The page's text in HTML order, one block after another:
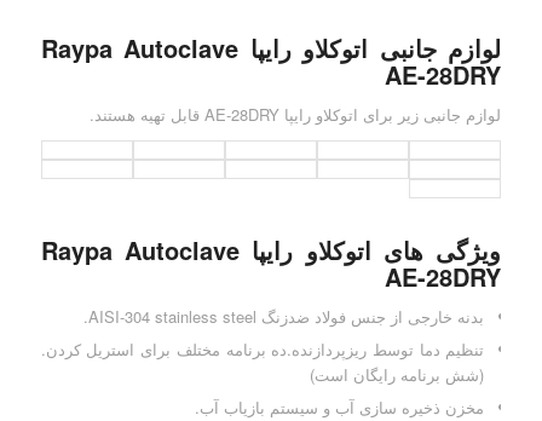
لوازم جانبی اتوکلاو رایپا Raypa Autoclave
AE-28DRY
لوازم جانبی زیر برای اتوکلاو رایپا AE-28DRY قابل تهیه هستند.
ویژگی های اتوکلاو رایپا Raypa Autoclave
AE-28DRY
بدنه خارجی از جنس فولاد ضدزنگ AISI-304 stainless steel.
تنظیم دما توسط ریزپردازنده.ده برنامه مختلف برای استریل کردن.
(شش برنامه رایگان است)
مخزن ذخیره سازی آب و سیستم بازیاب آب.